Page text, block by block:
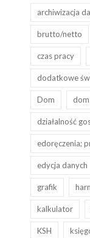
archiwizacja
brutto/netto
czas pracy
dodatkowe
Dom
działalność
edoręczenia;
edycja danych
grafik
kalkulator
KSH